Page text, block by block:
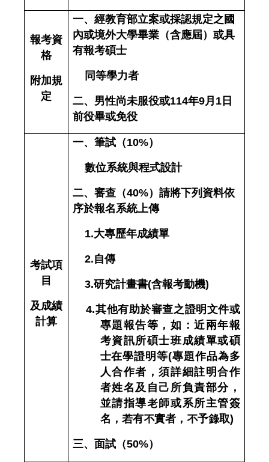
報考資
格
附加規
定
一、經教育部立案或採認規定之國
內或境外大學畢業（含應屆）或具
有報考碩士
同等學力者
二、 男性尚未服役或114年9月 1 日
前役畢或免役
考試項
目
及成績
計算
一、筆試（10%）
數位系統與程式設計
二、審查（40%）請將下列資料依
序於報名系統上傳
1.大專歷年成績單
2.自傳
3.研究計畫書(含報考動機)
4.其他有助於審查之證明文件或
專題報告等，如：近兩年報
考資訊所碩士班成績單或碩
士在學證明等(專題作品為多
人合作者，須詳細註明合作
者姓名及自己所負責部分，
並請指導老師或系所主管簽
名，若有不實者，不予錄取)
三、 面試（50%）